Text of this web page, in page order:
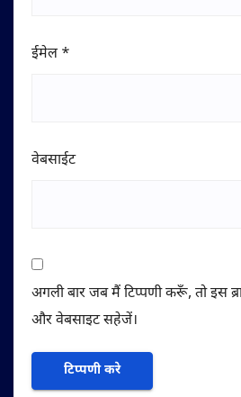
ईमेल *
वेबसाईट
अगली बार जब मैं टिप्पणी करूँ, तो इस
और वेबसाइट सहेजें।